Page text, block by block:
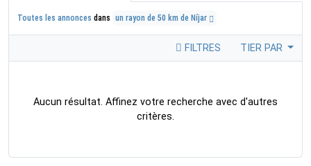
Toutes les annonces dans un rayon de 50 km de Níjar
FILTRES TIER PAR
Aucun résultat. Affinez votre recherche avec d'autres
critères.